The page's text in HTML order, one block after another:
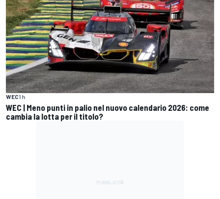
WEC1 h
WEC | Meno punti in palio nel nuovo calendario 2026: come
cambia la lotta per il titolo?